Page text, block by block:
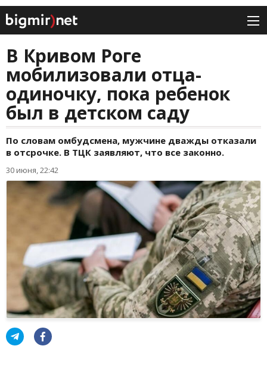
В Кривом Роге
мобилизовали отца-
одиночку, пока ребенок
был в детском саду
По словам омбудсмена, мужчине дважды отказали
в отсрочке. В ТЦК заявляют, что все законно.
30 июня, 22:42